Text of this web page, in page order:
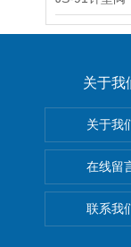
关于我
关于我
在线留
联系我